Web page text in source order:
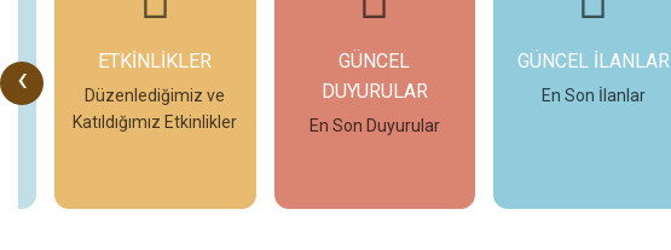
‹ ETKİNLİKLER
Düzenlediğimiz ve
Katıldığımız Etkinlikler
GÜNCEL
DUYURULAR
En Son Duyurular
GÜNCEL İLANLAR
En Son İlanlar